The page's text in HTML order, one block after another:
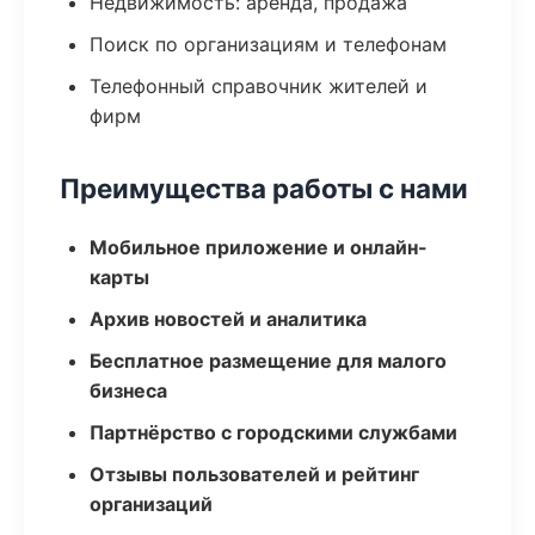
Поиск по организациям и телефонам
Телефонный справочник жителей и
фирм
Преимущества работы с нами
Мобильное приложение и онлайн-
карты
Архив новостей и аналитика
Бесплатное размещение для малого
бизнеса
Партнёрство с городскими службами
Отзывы пользователей и рейтинг
организаций